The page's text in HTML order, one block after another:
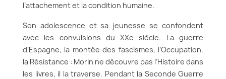
l’attachement et la condition humaine.
Son adolescence et sa jeunesse se confondent
avec les convulsions du XXe siècle. La guerre
d’Espagne, la montée des fascismes, l’Occupation,
la Résistance : Morin ne découvre pas l’Histoire dans
les livres, il la traverse. Pendant la Seconde Guerre